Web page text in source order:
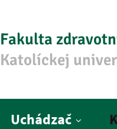
Fakulta
Katolíckej
Uchádzač